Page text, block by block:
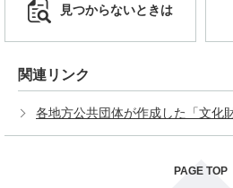
見つからないときは
関連リンク
各地方公共団体が作成した「文化
PAGE TOP